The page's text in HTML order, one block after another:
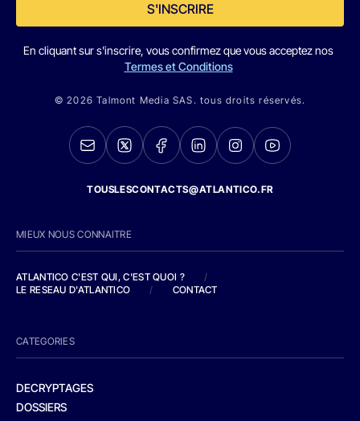
S'INSCRIRE
En cliquant sur s'inscrire, vous confirmez que vous acceptez nos
Termes et Conditions
© 2026 Talmont Media SAS. tous droits réservés.
TOUSLESCONTACTS@ATLANTICO.FR
MIEUX NOUS CONNAITRE
ATLANTICO C'EST QUI, C'EST QUOI ?
/
LE RESEAU D'ATLANTICO
/ CONTACT
CATEGORIES
DECRYPTAGES
DOSSIERS